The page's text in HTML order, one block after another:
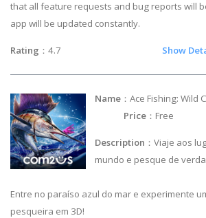
that all feature requests and bug reports will
app will be updated constantly.
Rating ：4.7 Show
Name ：Ace
Price ：Free
Description ：Viaje aos
mundo e pesque de
Entre no paraíso azul do mar e experimente
pesqueira em 3D!